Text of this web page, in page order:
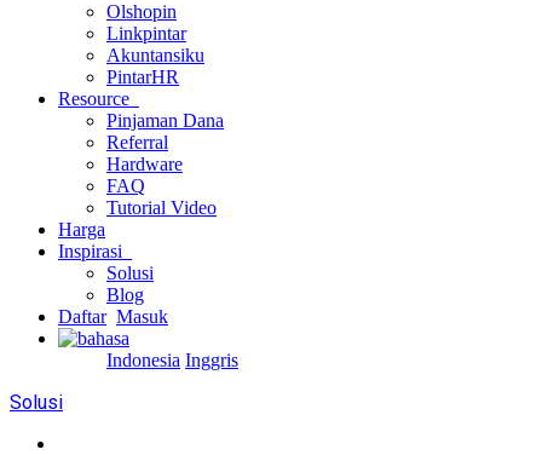
Olshopin
Linkpintar
Akuntansiku
PintarHR
Resource
Pinjaman Dana
Referral
Hardware
FAQ
Tutorial Video
Harga
Inspirasi
Solusi
Blog
Daftar Masuk
Indonesia Inggris
Solusi